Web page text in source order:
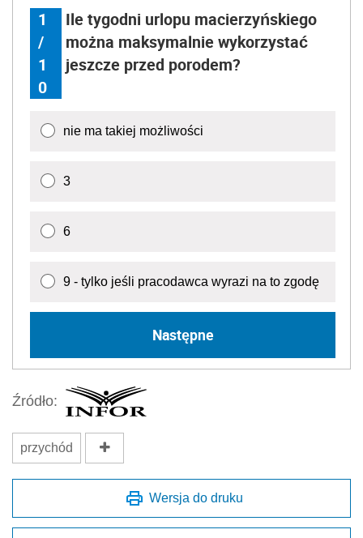
1
/
1
0
Ile tygodni urlopu macierzyńskiego
można maksymalnie wykorzystać
jeszcze przed porodem?
nie ma takiej możliwości
3
6
9 - tylko jeśli pracodawca wyrazi na to zgodę
Następne
Źródło:
przychód
Wersja do druku